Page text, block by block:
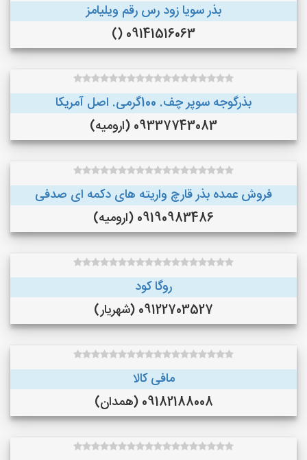
بذر سویا زود رس رقم ویلیامز
09141516063 ()
بذرگوجه‌ سوپر چف. 100گرمی. اصل آمریکا
09337743083 (ارومیه)
فروش عمده بذر قارچ واریته های دکمه ای صدفی
09190983486 (ارومیه)
روگا کود
09122703527 (شهریار)
مافی کالا
09182188008 (همدان)